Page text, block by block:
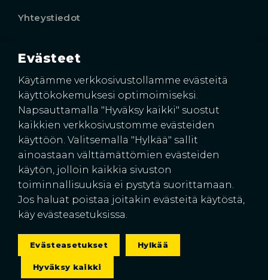
Yhteystiedot
Käyntiosoite
Harkkoraudantie 4
00700 HELSINKI
© 2026 Suomen Rakennussuojat Oy
Evästeasetukset
Evästeet
Käytämme verkkosivustollamme evästeitä
käyttökokemuksesi optimoimiseksi.
Napsauttamalla "Hyväksy kaikki" suostut
kaikkien verkkosivustomme evästeiden
käyttöön. Valitsemalla "Hylkää" sallit
ainoastaan välttämättömien evästeiden
käytön, jolloin kaikkia sivuston
toiminnallisuuksia ei pystytä suorittamaan.
Jos haluat poistaa joitakin evästeitä käytöstä,
käy evästeasetuksissa.
Evästeasetukset Hylkää
Hyväksy kaikki